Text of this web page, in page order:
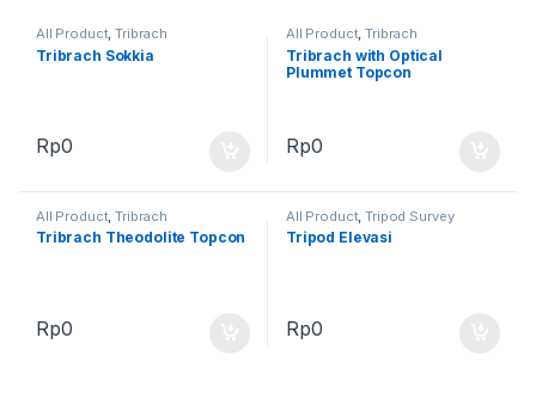
All Product,Tribrach
Tribrach Sokkia
Rp0
All Product,Tribrach
Tribrach with Optical
Plummet Topcon
Rp0
All Product,Tribrach
Tribrach Theodolite Topcon
Rp0
All Product,Tripod Survey
Tripod Elevasi
Rp0